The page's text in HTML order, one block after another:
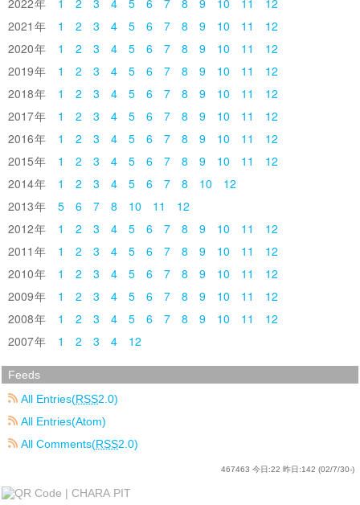
2022
1 2 3 4 5 6 7 8 9 10 11
12
2021
1 2 3 4 5 6 7 8 9 10 11
12
2020
1 2 3 4 5 6 7 8 9 10 11
12
2019
1 2 3 4 5 6 7 8 9 10 11
12
2018
1 2 3 4 5 6 7 8 9 10 11
12
2017
1 2 3 4 5 6 7 8 9 10 11
12
2016
1 2 3 4 5 6 7 8 9 10 11
12
2015
1 2 3 4 5 6 7 8 9 10 11
12
2014
1 2 3 4 5 6 7 8 10
12
2013
5 6 7 8 10 11
12
2012
1 2 3 4 5 6 7 8 9 10 11
12
2011
1 2 3 4 5 6 7 8 9 10 11
12
2010
1 2 3 4 5 6 7 8 9 10 11
12
2009
1 2 3 4 5 6 7 8 9 10 11
12
2008
1 2 3 4 5 6 7 8 9 10 11
12
2007
1 2 3 4 12
Feeds
All Entries(RSS2.0)
All Entries(Atom)
All Comments(RSS2.0)
467463 今日:22 昨日:142 (02/7/30-)